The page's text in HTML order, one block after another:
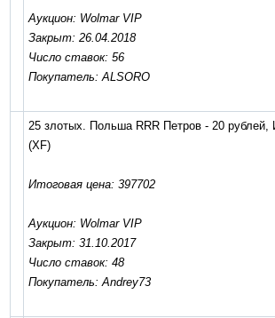
Аукцион: Wolmar VIP
Закрыт: 26.04.2018
Число ставок: 56
Покупатель: ALSORO
25 злотых. Польша RRR Петров - 20 рублей,
(XF)
Итоговая цена: 397702
Аукцион: Wolmar VIP
Закрыт: 31.10.2017
Число ставок: 48
Покупатель: Andrey73